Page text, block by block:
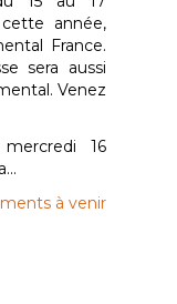
année,
France.
sera aussi
Venez
16
à venir